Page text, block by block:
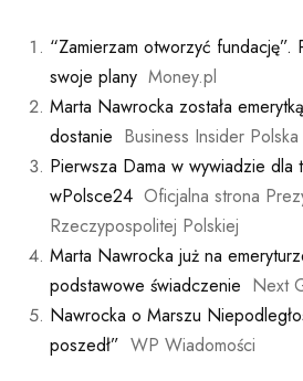
“Zamierzam otworzyć fundację”.
swoje plany Money.pl
Marta Nawrocka została
dostanie Business Insider Polska
Pierwsza Dama w wywiadzie dla
wPolsce24 Oficjalna strona
Rzeczypospolitej Polskiej
Marta Nawrocka już na
podstawowe świadczenie Next
Nawrocka o Marszu
poszedł” WP Wiadomości